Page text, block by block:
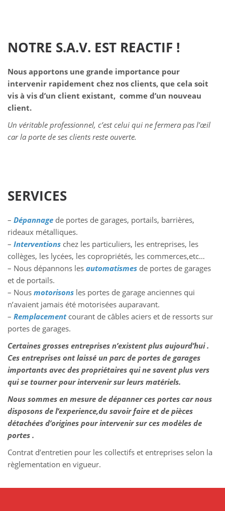
NOTRE S.A.V. EST REACTIF !
Nous apportons une grande importance pour
intervenir rapidement chez nos clients, que cela soit
vis à vis d’un client existant, comme d’un nouveau
client.
Un véritable professionnel, c’est celui qui ne fermera pas l’œil
car la porte de ses clients reste ouverte.
SERVICES
– Dépannage de portes de garages, portails, barrières,
rideaux métalliques.
– Interventions chez les particuliers, les entreprises, les
collèges, les lycées, les copropriétés, les commerces,etc…
– Nous dépannons les automatismes de portes de garages
et de portails.
– Nous motorisons les portes de garage anciennes qui
n’avaient jamais été motorisées auparavant.
– Remplacementcourant de câbles aciers et de ressorts sur
portes de garages.
Certaines grosses entreprises n’existent plus aujourd’hui .
Ces entreprises ont laissé un parc de portes de garages
importants avec des propriétaires qui ne savent plus vers
qui se tourner pour intervenir sur leurs matériels.
Nous sommes en mesure de dépanner ces portes car nous
disposons de l’experience,du savoir faire et de pièces
détachées d’origines pour intervenir sur ces modèles de
portes .
Contrat d’entretien pour les collectifs et entreprises selon la
règlementation en vigueur.